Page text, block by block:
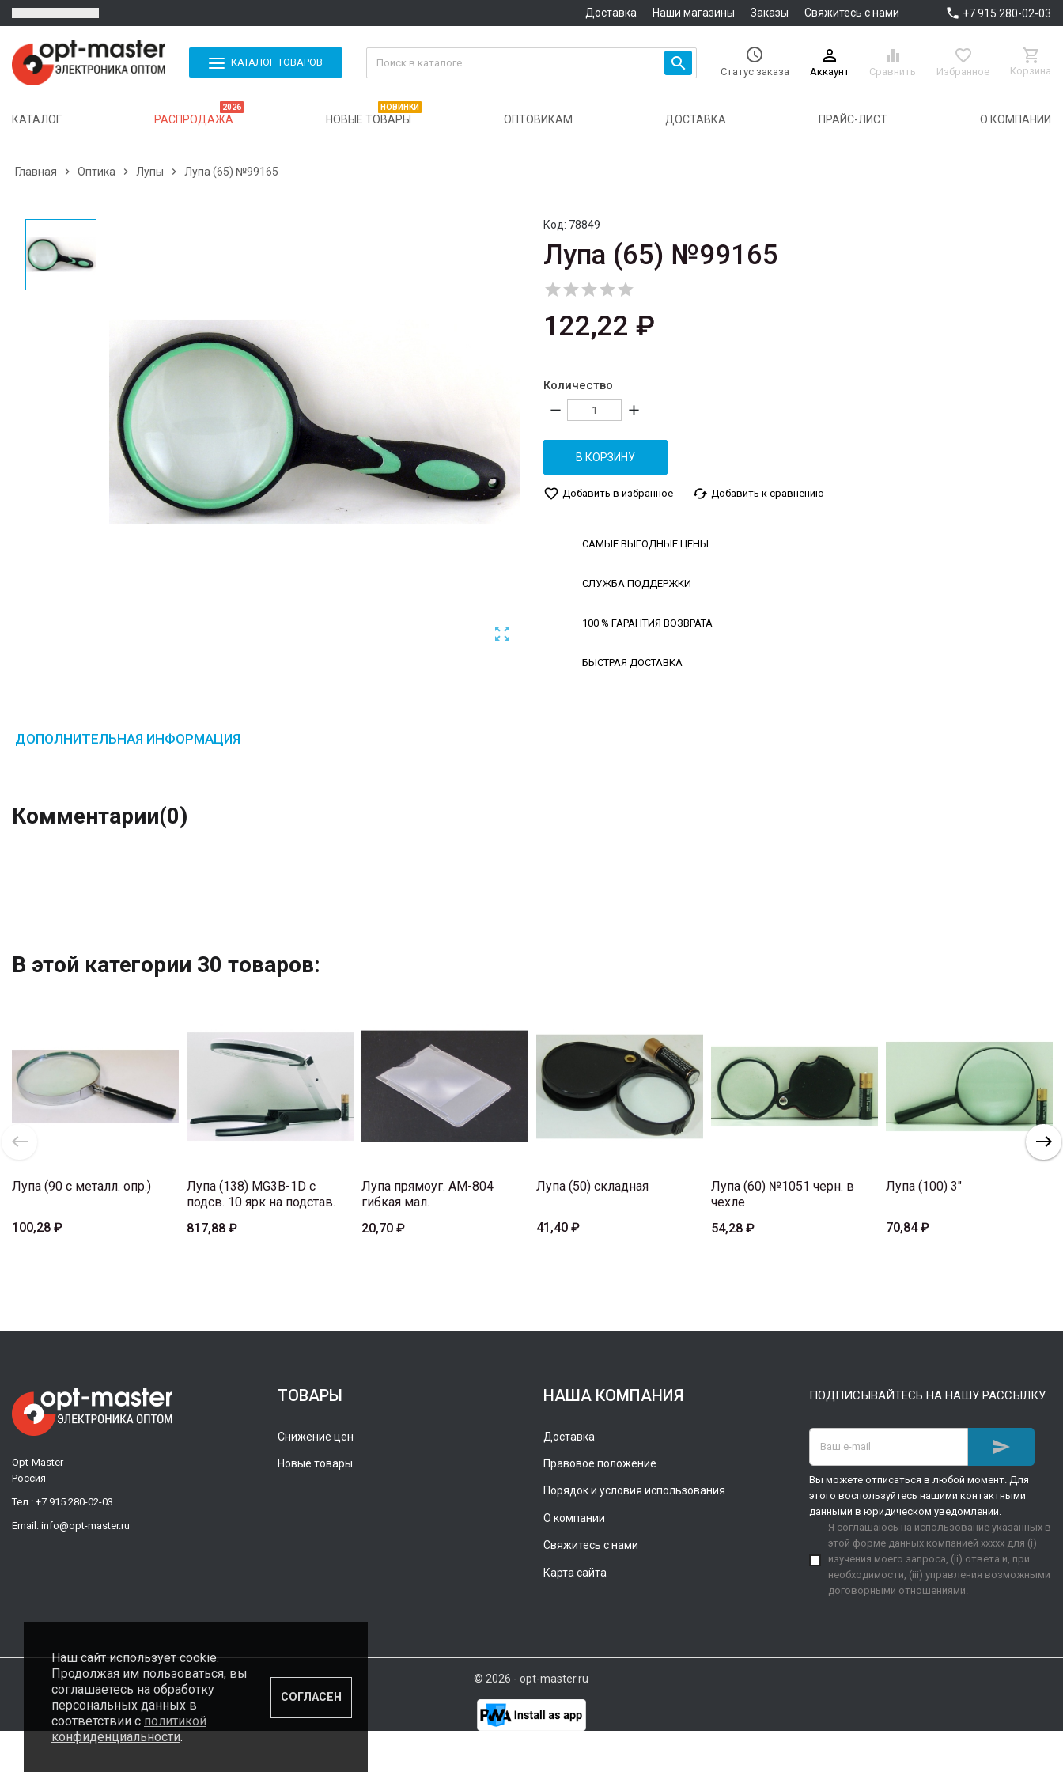
Доставка Наши магазины Заказы Свяжитесь с нами  +7 915 280-02-03
КАТАЛОГ ТОВАРОВ  
Статус заказа

Аккаунт

Сравнить

Избранное

Корзина
КАТАЛОГ РАСПРОДАЖА
2026
НОВЫЕ ТОВАРЫ
НОВИНКИ
ОПТОВИКАМ ДОСТАВКА ПРАЙС-ЛИСТ О КОМПАНИИ
Главная  Оптика  Лупы  Лупа (65) №99165

Код: 78849
Лупа (65) №99165

122,22 ₽
Количество
remove add
В КОРЗИНУ
favorite_border Добавить в избранное cached Добавить к сравнению
САМЫЕ ВЫГОДНЫЕ ЦЕНЫ
СЛУЖБА ПОДДЕРЖКИ
100 % ГАРАНТИЯ ВОЗВРАТА
БЫСТРАЯ ДОСТАВКА
ДОПОЛНИТЕЛЬНАЯ ИНФОРМАЦИЯ
Комментарии(0)
В этой категории 30 товаров:
Лупа (90 с металл. опр.)
100,28 ₽
Лупа (138) MG3B-1D с
подсв. 10 ярк на подстав.
817,88 ₽
Лупа прямоуг. AM-804
гибкая мал.
20,70 ₽
Лупа (50) складная
41,40 ₽
Лупа (60) №1051 черн. в
чехле
54,28 ₽
Лупа (100) 3"
70,84 ₽
Opt-Master
Россия
Тел.: +7 915 280-02-03
Email: info@opt-master.ru
ТОВАРЫ
Снижение цен
Новые товары
НАША КОМПАНИЯ
Доставка
Правовое положение
Порядок и условия использования
О компании
Свяжитесь с нами
Карта сайта
ПОДПИСЫВАЙТЕСЬ НА НАШУ РАССЫЛКУ

Вы можете отписаться в любой момент. Для
этого воспользуйтесь нашими контактными
данными в юридическом уведомлении.
Я соглашаюсь на использование указанных в
этой форме данных компанией xxxxx для (i)
изучения моего запроса, (ii) ответа и, при
необходимости, (iii) управления возможными
договорными отношениями.
© 2026 - opt-master.ru
Наш сайт использует cookie.
Продолжая им пользоваться, вы
соглашаетесь на обработку
персональных данных в
соответствии с политикой
конфиденциальности.
СОГЛАСЕН